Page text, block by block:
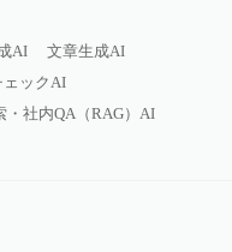
AI
文章生成AI
ェックAI
・社内QA（RAG）AI